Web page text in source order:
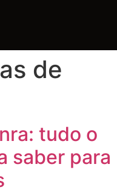
de
tudo o
saber para